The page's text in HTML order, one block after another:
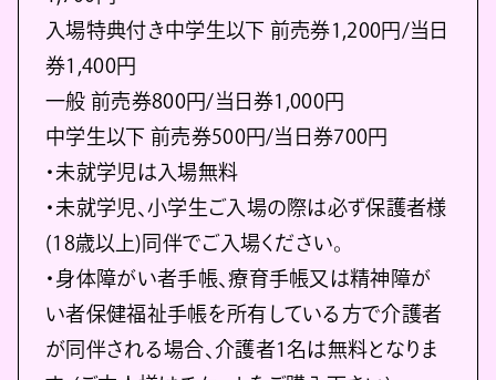
入場特典付き中学生以下 前売券1,200円/当日
券1,400円
一般 前売券800円/当日券1,000円
中学生以下 前売券500円/当日券700円
・未就学児は入場無料
・未就学児、小学生ご入場の際は必ず保護者様
(18歳以上)同伴でご入場ください。
・身体障がい者手帳、療育手帳又は精神障が
い者保健福祉手帳を所有している方で介護者
が同伴される場合、介護者1名は無料となりま